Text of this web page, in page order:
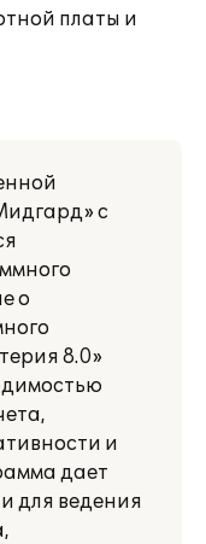
платы и
с
о
8.0»
и
дает
для ведения